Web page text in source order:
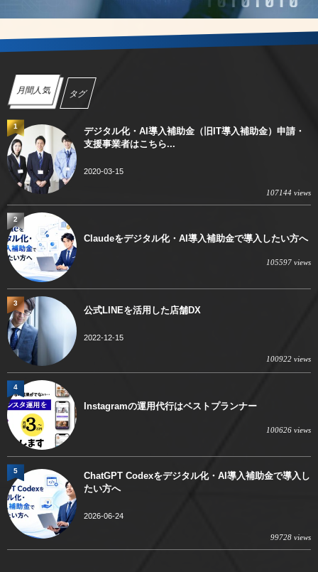
月間人気 タグ
デジタル化・AI導入補助金（旧IT導入補助金）申請・
支援事業者はこちら...
2020-03-15
107144 views
1
Claudeをデジタル化・AI導入補助金で導入したい方へ
105597 views
2
公式LINEを活用した店舗DX
2022-12-15
100922 views
3
Instagramの運用代行はベストプランナー
100626 views
4
ChatGPT Codexをデジタル化・AI導入補助金で導入し
たい方へ
2026-06-24
99728 views
5